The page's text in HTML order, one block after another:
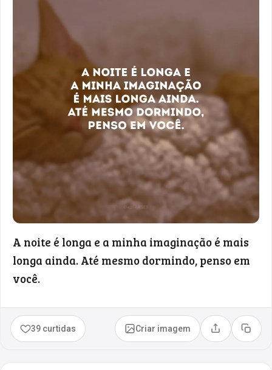
A noite é longa e a minha imaginação é mais
longa ainda. Até mesmo dormindo, penso em
você.
39 curtidas Criar imagem Compartilhar
Copiar